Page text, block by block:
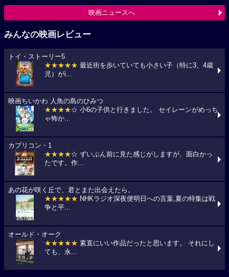
映画ニュースへ
みんなの映画レビュー
トイ・ストーリー5
★★★★★ 最近街を歩いていても小さい子（特に3、4歳
児）がi...
映画ちいかわ 人魚の島のひみつ
★★★★☆ 小6の子供と行きました。 セイレーンがめっち
ゃ怖か...
カプリコン・1
★★★★☆ ずいぶん前に見た感じがしますが、面白かっ
たです。作...
あの花が咲く丘で、君とまた出会えたら。
★★★★★ NHKラジオ深夜便明日への言葉,夏の特集は戦
争と平...
オールド・オーク
★★★★★ 素直にいい作品だったと思います。 それにし
ても、永...